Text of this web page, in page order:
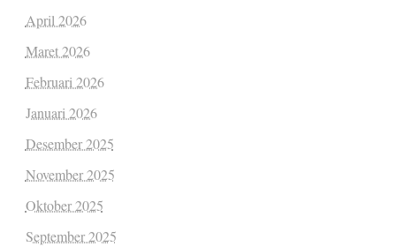
April 2026
Maret 2026
Februari 2026
Januari 2026
Desember 2025
November 2025
Oktober 2025
September 2025